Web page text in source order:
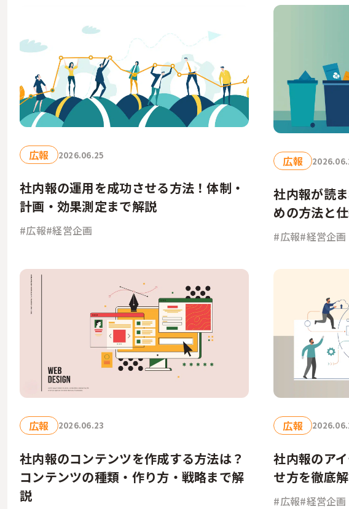
広報
デジ
CSR
広報 2026.06.25
社内報の運用を成功させる方法！体制・
計画・効果測定まで解説
#広報#経営企画
広報
社内報が読
めの方法と
#広報#経営企画
広報 2026.06.23
社内報のコンテンツを作成する方法は？
コンテンツの種類・作り方・戦略まで解
説
広報
社内報のア
せ方を徹底
#広報#経営企画